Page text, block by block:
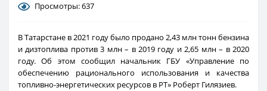
Просмотры: 637
В Татарстане в 2021 году было продано 2,43 млн тонн бензина
и дизтоплива против 3 млн – в 2019 году и 2,65 млн – в 2020
году. Об этом сообщил начальник ГБУ «Управление по
обеспечению рационального использования и качества
топливно-энергетических ресурсов в РТ» Роберт Гилязиев.